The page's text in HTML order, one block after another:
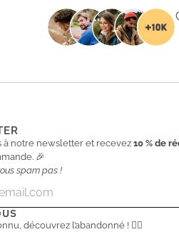
à notre newsletter et recevez10 % de
🎉
spam pas !
découvrez l’abandonné ! 🕵️‍♂️